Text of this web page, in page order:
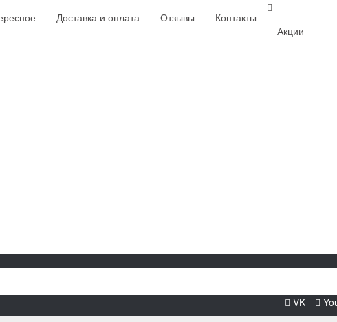
Доставка и оплата Отзывы
Контакты
Акции
VK